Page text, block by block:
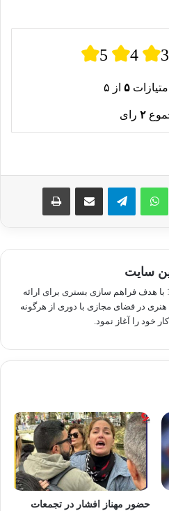
5 4 3
۵ از ۵
۲ رای
واتس آپ تلگرام اشتراک گذاری از طریق ایمیل چاپ
سایت
رسانه کاشمر سلام، از سال 1398 با هدف فراهم سازی بستری برای ارائه
در فضای مجازی با دوری از هرگونه
خود را آغاز نمود.
حضور مهناز افشار در تجمعات